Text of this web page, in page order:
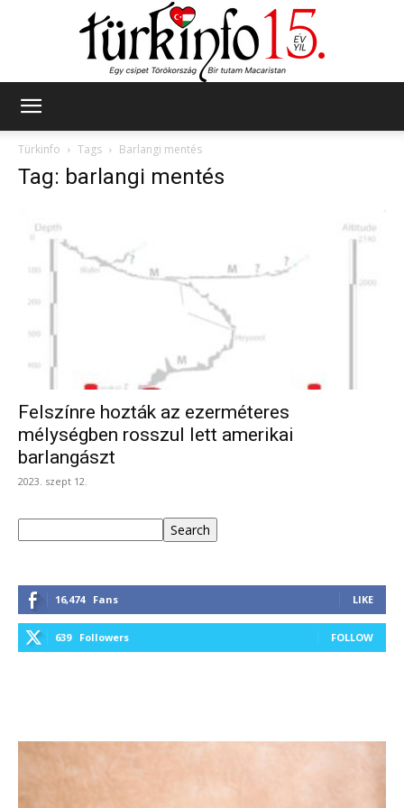
Türkinfo
Tags Barlangi mentés
Tag: barlangi mentés
Felszínre hozták az ezerméteres
mélységben rosszul lett amerikai
barlangászt
2023. szept 12.
Search
16,474 Fans LIKE
639 Followers FOLLOW